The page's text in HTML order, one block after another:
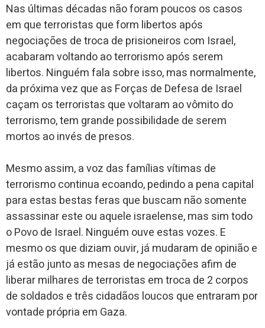
Nas últimas décadas não foram poucos os casos
em que terroristas que form libertos após
negociações de troca de prisioneiros com Israel,
acabaram voltando ao terrorismo após serem
libertos. Ninguém fala sobre isso, mas normalmente,
da próxima vez que as Forças de Defesa de Israel
caçam os terroristas que voltaram ao vômito do
terrorismo, tem grande possibilidade de serem
mortos ao invés de presos.
Mesmo assim, a voz das famílias vítimas de
terrorismo continua ecoando, pedindo a pena capital
para estas bestas feras que buscam não somente
assassinar este ou aquele israelense, mas sim todo
o Povo de Israel. Ninguém ouve estas vozes. E
mesmo os que diziam ouvir, já mudaram de opinião e
já estão junto as mesas de negociações afim de
liberar milhares de terroristas em troca de 2 corpos
de soldados e três cidadãos loucos que entraram por
vontade própria em Gaza.